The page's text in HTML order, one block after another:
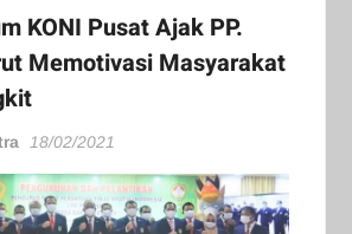
KONI Pusat Ajak PP.
Memotivasi Masyarakat
18/02/2021